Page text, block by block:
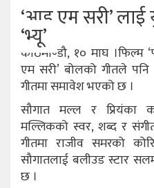
‘आइ एम सरी’
‘भ्यू’
काठमाण्डौ, १० माघ ।फिल्म
एम सरी’ बोलको गीतले
गीतमा समावेश भएको छ ।
सौगात मल्ल र प्रियंका
मल्लिकको स्वर, शब्द र
गीतमा राजीव समरको
सौगातलाई बलीउड स्टार
छ ।